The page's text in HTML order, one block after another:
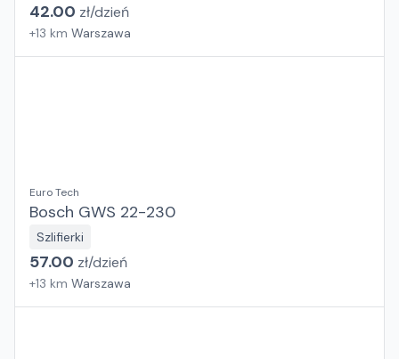
42.00 zł/dzień
+13 km Warszawa
Euro Tech
Bosch GWS 22-230
Szlifierki
57.00 zł/dzień
+13 km Warszawa